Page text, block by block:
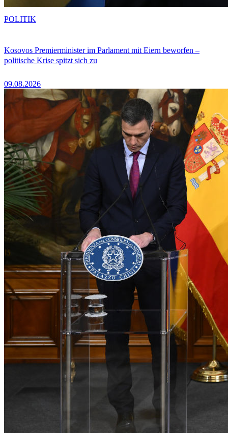
Kosovos Premierminister im Parlament mit Eiern beworfen –
politische Krise spitzt sich zu
09.08.2026
POLITIK